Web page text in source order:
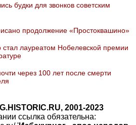
будки для звонков советским
продолжение «Простоквашино»
стал лауреатом Нобелевской премии
через 100 лет после смерти
2001-2023
ссылка обязательна: